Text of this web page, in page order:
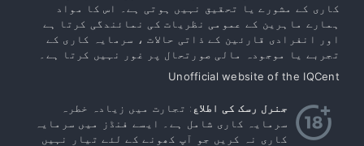
کاری کے مشورے یا تحقیق نہیں ہوتی ہے۔ اس کا مواد
ہمارے ماہرین کے عمومی نظریات کی نمائندگی کرتا ہے
اور انفرادی قارئین کے ذاتی حالات ، سرمایہ کاری کے
تجربے یا موجودہ مالی صورتحال پر غور نہیں کرتا ہے۔
Unofficial website of the IQCent
جنرل رسک کی اطلاع : تجارت میں زیادہ خطرہ
سرمایہ کاری شامل ہے۔ ایسے فنڈز میں سرمایہ
کاری نہ کریں جو آپ کھونے کے لئے تیار نہیں